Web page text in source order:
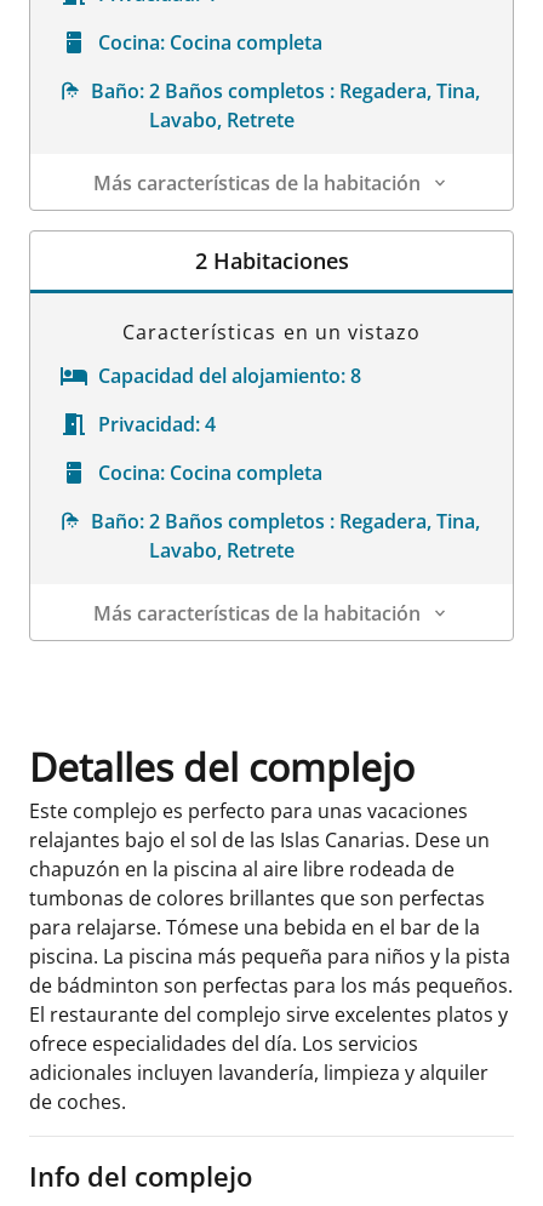
Cocina: Cocina completa
Baño: 2 Baños completos : Regadera, Tina,
Lavabo, Retrete
Más características de la habitación
Datos de la habitación
2 Habitaciones
Características en un vistazo
Capacidad del alojamiento:8
Privacidad:4
Cocina: Cocina completa
Baño: 2 Baños completos : Regadera, Tina,
Lavabo, Retrete
Más características de la habitación
Detalles del complejo
Este complejo es perfecto para unas vacaciones
relajantes bajo el sol de las Islas Canarias. Dese un
chapuzón en la piscina al aire libre rodeada de
tumbonas de colores brillantes que son perfectas
para relajarse. Tómese una bebida en el bar de la
piscina. La piscina más pequeña para niños y la pista
de bádminton son perfectas para los más pequeños.
El restaurante del complejo sirve excelentes platos y
ofrece especialidades del día. Los servicios
adicionales incluyen lavandería, limpieza y alquiler
de coches.
Info del complejo